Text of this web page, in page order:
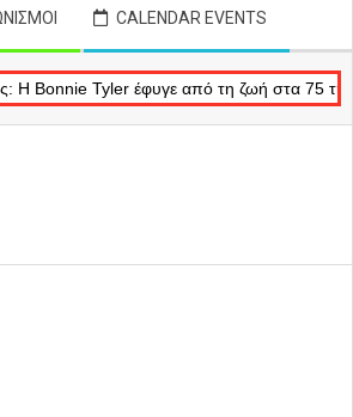
CALENDAR EVENTS
Tyler έφυγε από τη ζωή στα 75 της